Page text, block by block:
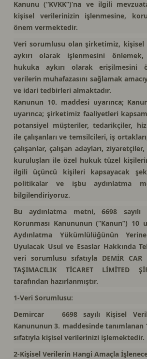
Kanunu (“KVKK”)’na ve ilgili
kişisel verilerinizin işlenmesine,
önem vermektedir.
Veri sorumlusu olan şirketimiz,
aykırı olarak işlenmesini
hukuka aykırı olarak erişilmesini
verilerin muhafazasını sağlamak
ve idari tedbirleri almaktadır.
Kanunun 10. maddesi uyarınca;
uyarınca; şirketimiz faaliyetleri
potansiyel müşteriler, tedarikçiler,
ile çalışanları ve temsilcileri, iş
çalışanlar, çalışan adayları,
kuruluşları ile özel hukuk tüzel
ilgili üçüncü kişileri kapsayacak
politikalar ve işbu aydınlatma
bilgilendiriyoruz.
Bu aydınlatma metni, 6698 sayılı
Korunması Kanununun (“Kanun”) 10
Aydınlatma Yükümlülüğünün
Uyulacak Usul ve Esaslar Hakkında
veri sorumlusu sıfatıyla DEMİR CAR
TAŞIMACILIK TİCARET LİMİTED
tarafından hazırlanmıştır.
1-Veri Sorumlusu:
Demircar 6698 sayılı Kişisel
Kanununun 3. maddesinde tanımlanan
sıfatıyla kişisel verilerinizi işlemektedir.
2-Kişisel Verilerin Hangi Amaçla